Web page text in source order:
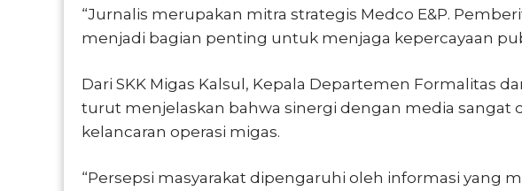
“Jurnalis merupakan mitra strategis Medco E&P.
menjadi bagian penting untuk menjaga kepercayaan
Dari SKK Migas Kalsul, Kepala Departemen Formalitas
turut menjelaskan bahwa sinergi dengan media
kelancaran operasi migas.
“Persepsi masyarakat dipengaruhi oleh informasi yang